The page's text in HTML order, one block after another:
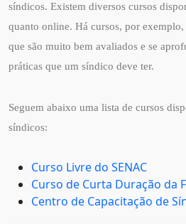
síndicos. Existem diversos cursos
quanto online. Há cursos, por exemplo,
que são muito bem avaliados e se
práticas que um síndico deve ter.
Seguem abaixo uma lista de cursos
síndicos:
Curso Livre do SENAC
Curso de Curta Duração da
Centro de Capacitação de